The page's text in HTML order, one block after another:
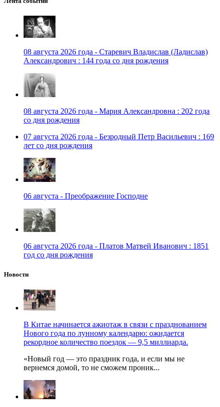
08 августа 2026 года - Старевич Владислав (Ладислав)
Александрович : 144 года со дня рождения
08 августа 2026 года - Мария Александровна : 202 года
со дня рождения
07 августа 2026 года - Безродный Петр Васильевич : 169
лет со дня рождения
06 августа - Преображение Господне
06 августа 2026 года - Платов Матвей Иванович : 1851
год со дня рождения
Новости
В Китае начинается ажиотаж в связи с празднованием
Нового года по лунному календарю: ожидается
рекордное количество поездок — 9,5 миллиарда.
«Новый год — это праздник года, и если мы не
вернемся домой, то не сможем проник...